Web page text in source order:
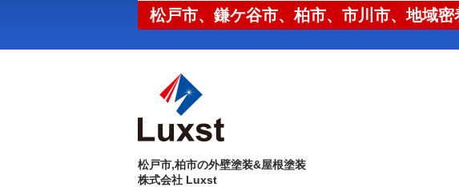
松戸市、鎌ケ谷市、柏市、市川市、地域
松戸市,柏市の外壁塗装&屋根塗装
株式会社 Luxst